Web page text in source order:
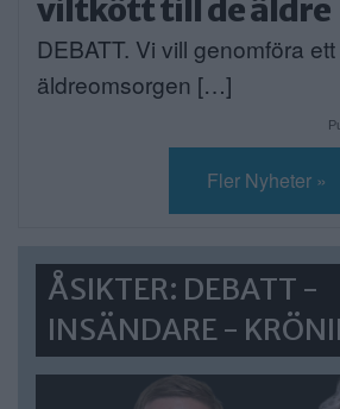
viltkött till de äldre
DEBATT. Vi vill genomföra
äldreomsorgen […]
Fler Nyheter »
ÅSIKTER: DEBATT -
INSÄNDARE -